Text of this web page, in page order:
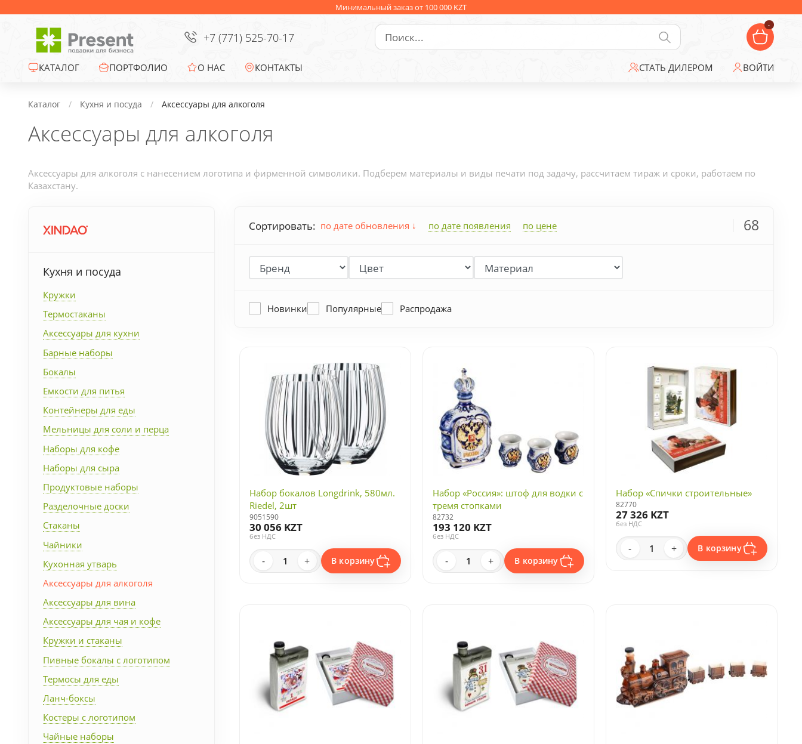
Минимальный заказ от 100 000 KZT
+7 (771) 525-70-17
-
КАТАЛОГ
Офисные сувениры
Зонты
Промо-сувениры
Электроника
Сувениры к
Упаковка
Подарочные наборы
Личные аксессуары
Деловые подарки
Съедобные подарки с
логотипом
ПОРТФОЛИО О НАС КОНТАКТЫ СТАТЬ ДИЛЕРОМ ВОЙТИ
Каталог Кухня и посуда Аксессуары для алкоголя
Аксессуары для алкоголя
Аксессуары для алкоголя с нанесением логотипа и фирменной символики. Подберем материалы и виды печати под задачу, рассчитаем тираж и сроки, работаем по
Казахстану.
Кухня и посуда
Кружки
Термостаканы
Аксессуары для кухни
Барные наборы
Бокалы
Емкости для питья
Контейнеры для еды
Мельницы для соли и перца
Наборы для кофе
Наборы для сыра
Продуктовые наборы
Разделочные доски
Стаканы
Чайники
Кухонная утварь
Аксессуары для алкоголя
Аксессуары для вина
Аксессуары для чая и кофе
Кружки и стаканы
Пивные бокалы с логотипом
Термосы для еды
Ланч-боксы
Костеры с логотипом
Чайные наборы
Сортировать: по дате обновления по дате появления по цене 68
Новинки Популярные Распродажа
Набор бокалов Longdrink, 580мл.
Riedel, 2шт
9051590
30 056 KZT
без НДС
- + В корзину
Набор «Россия»: штоф для водки с
тремя стопками
82732
193 120 KZT
без НДС
- + В корзину
Набор «Спички строительные»
82770
27 326 KZT
без НДС
- + В корзину